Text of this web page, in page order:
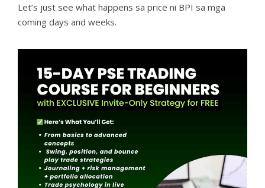
Let’s just see what happens sa price ni BPI sa mga
coming days and weeks.